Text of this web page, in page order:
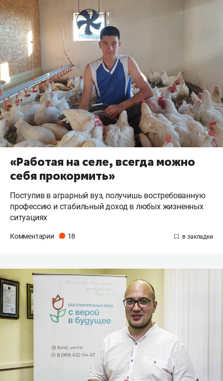
«Работая на селе, всегда можно
себя прокормить»
Поступив в аграрный вуз, получишь востребованную
профессию и стабильный доход в любых жизненных
ситуациях
Комментарии 18